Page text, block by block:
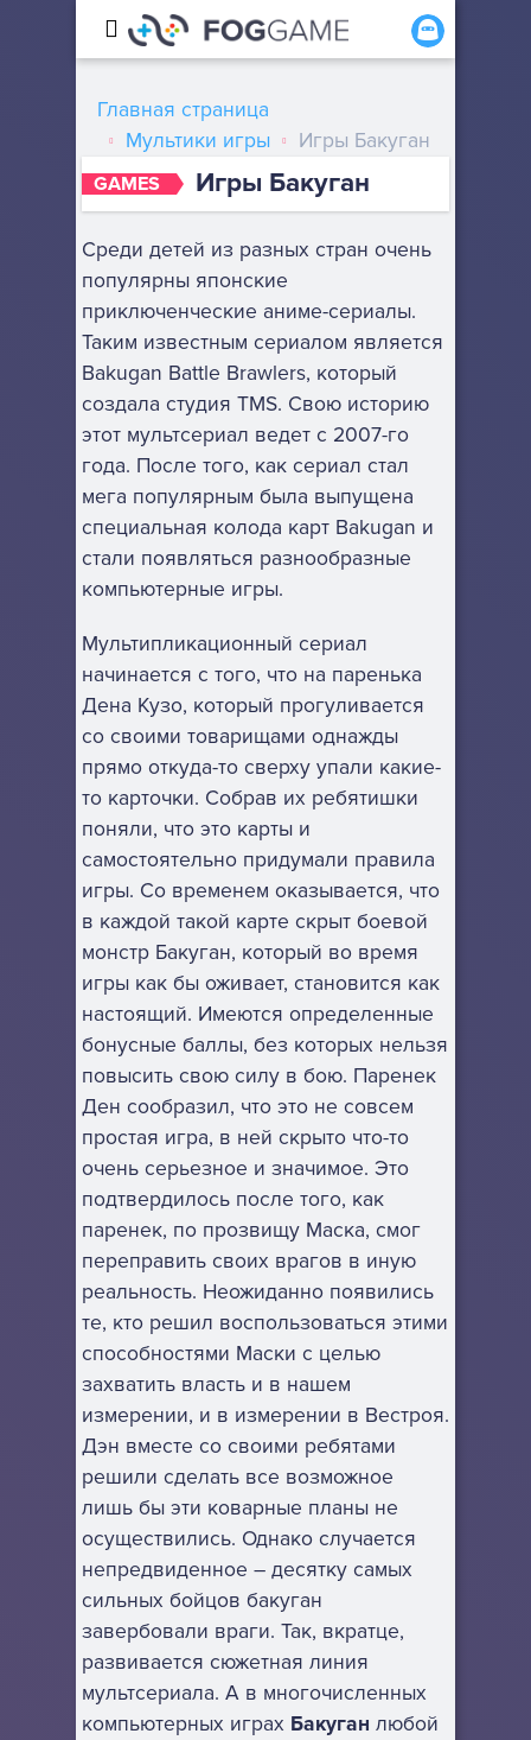
GAMES Игры Бакуган
Главная страница
Мультики игры
Игры Бакуган
Среди детей из разных стран очень
популярны японские
приключенческие аниме-сериалы.
Таким известным сериалом является
Bakugan Battle Brawlers, который
создала студия TMS. Свою историю
этот мультсериал ведет с 2007-го
года. После того, как сериал стал
мега популярным была выпущена
специальная колода карт Bakugan и
стали появляться разнообразные
компьютерные игры.
Мультипликационный сериал
начинается с того, что на паренька
Дена Кузо, который прогуливается
со своими товарищами однажды
прямо откуда-то сверху упали какие-
то карточки. Собрав их ребятишки
поняли, что это карты и
самостоятельно придумали правила
игры. Со временем оказывается, что
в каждой такой карте скрыт боевой
монстр Бакуган, который во время
игры как бы оживает, становится как
настоящий. Имеются определенные
бонусные баллы, без которых нельзя
повысить свою силу в бою. Паренек
Ден сообразил, что это не совсем
простая игра, в ней скрыто что-то
очень серьезное и значимое. Это
подтвердилось после того, как
паренек, по прозвищу Маска, смог
переправить своих врагов в иную
реальность. Неожиданно появились
те, кто решил воспользоваться этими
способностями Маски с целью
захватить власть и в нашем
измерении, и в измерении в Вестроя.
Дэн вместе со своими ребятами
решили сделать все возможное
лишь бы эти коварные планы не
осуществились. Однако случается
непредвиденное – десятку самых
сильных бойцов бакуган
завербовали враги. Так, вкратце,
развивается сюжетная линия
мультсериала. А в многочисленных
компьютерных играх Бакуган любой